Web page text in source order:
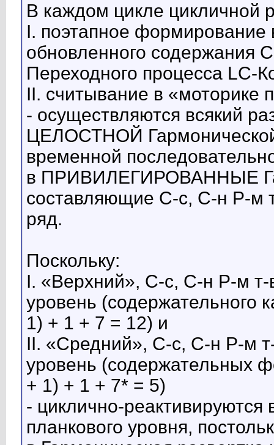
В каждом цикле цикличной
I. поэтапное формирование
обновленного
Переходного процесса LC-
II. считывание в «моторике
- осуществляются всякий
ЦЕЛОСТНОЙ Гармонической
временной
в ПРИВИЛЕГИРОВАННЫЕ
составляющие С-с, С-н Р-
ряд.
Поскольку:
I. «Верхний», С-с, С-н Р-м
уровень (содержательного
1) + 1 + 7 = 12) и
II. «Средний», С-с, С-н Р-м
уровень (содержательных
+ 1) + 1 + 7* = 5)
- циклично-
планкового уровня,